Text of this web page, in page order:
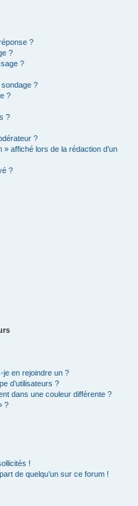
?
?
?
sondage ?
?
?
?
affiché lors de la rédaction d’un
?
je en rejoindre un ?
d’utilisateurs ?
dans une couleur différente ?
?
!
de quelqu’un sur ce forum !